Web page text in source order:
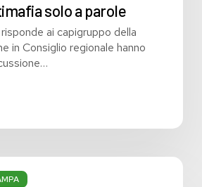
solo a parole
ai capigruppo della
in Consiglio regionale hanno